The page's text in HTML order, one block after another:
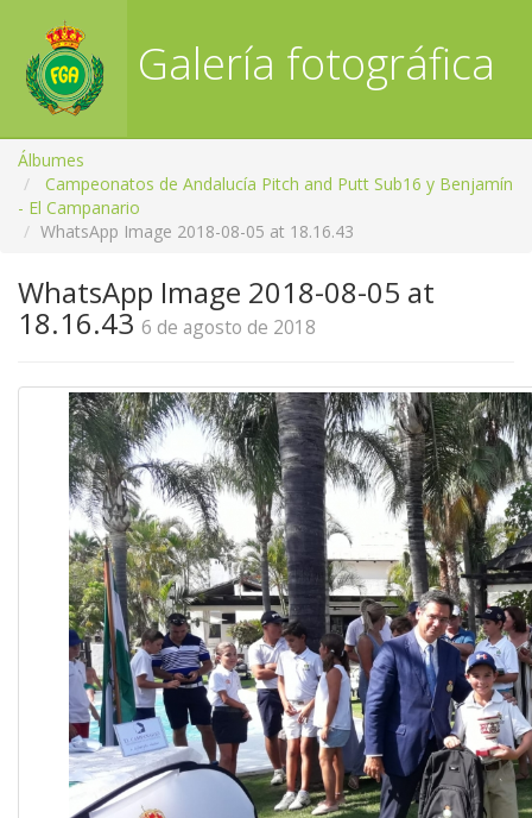
Galería fotográfica
RFGA
Álbumes
Campeonatos de Andalucía Pitch and Putt Sub16 y Benjamín
- El Campanario
WhatsApp Image 2018-08-05 at 18.16.43
WhatsApp Image 2018-08-05 at
18.16.43 6 de agosto de 2018